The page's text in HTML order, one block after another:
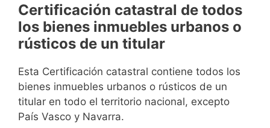
Certificación catastral de todos
los bienes inmuebles urbanos o
rústicos de un titular
Esta Certificación catastral contiene todos los
bienes inmuebles urbanos o rústicos de un
titular en todo el territorio nacional, excepto
País Vasco y Navarra.